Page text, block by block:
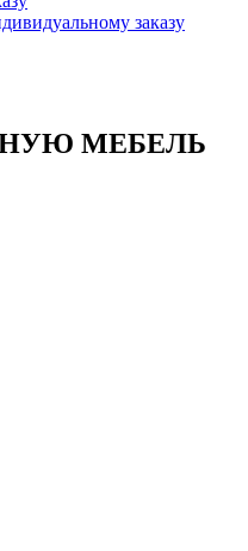
заказу
МЕБЕЛЬ